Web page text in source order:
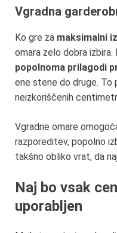
Vgradna
Ko gre za maksimalni
omara zelo dobra
popolnoma prilagodi
ene stene do druge. To
neizkoriščenih
Vgradne omare
razporeditev, popolno
takšno obliko vrat, da
Naj bo vsak
uporabljen